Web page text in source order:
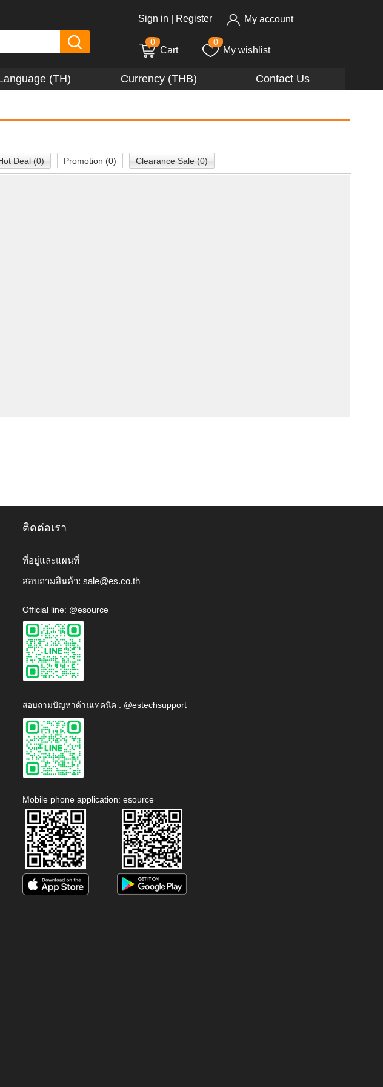
Sign in Register My account
0
Cart
0
My wishlist
(TH) Currency (THB) Contact Us
Deal (0) Promotion (0) Clearance Sale (0)
ติดต่อเรา
ที่อยู่และแผนที่
สอบถามสินค้า: sale@es.co.th
Official line: @esource
สอบถามปัญหาด้านเทคนิค : @estechsupport
Mobile phone application: esource